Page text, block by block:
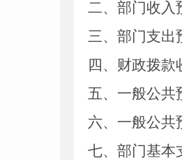
二、部门收入
三、部门支出
四、财政拨款
五、一般公共
六、一般公共
七、部门基本